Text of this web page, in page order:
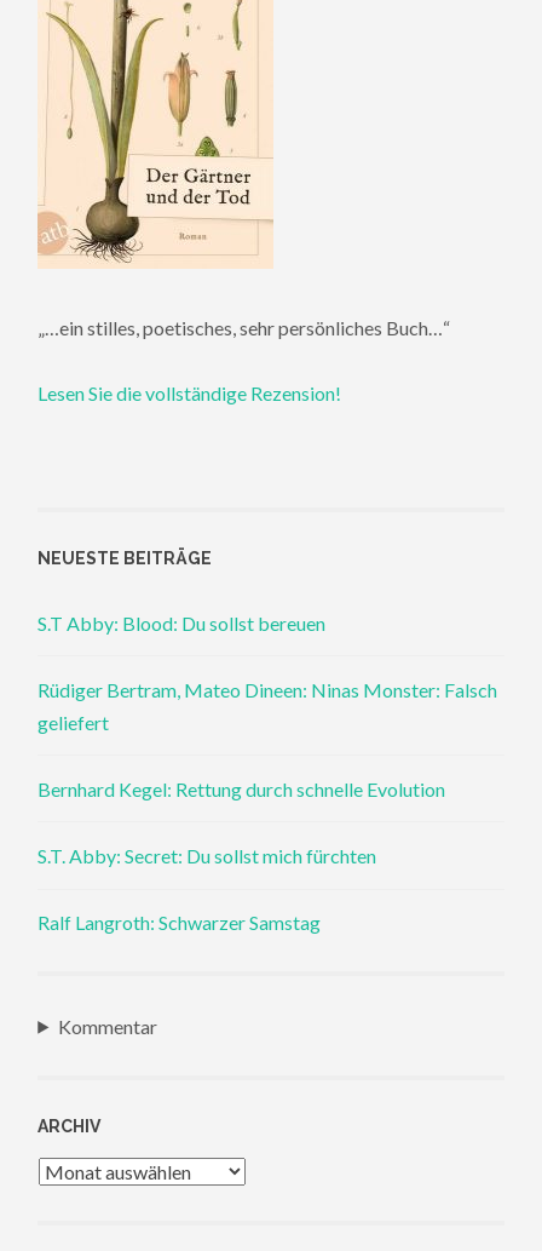
„…ein stilles, poetisches, sehr persönliches Buch…“
Lesen Sie die vollständige Rezension!
NEUESTE BEITRÄGE
S.T Abby: Blood: Du sollst bereuen
Rüdiger Bertram, Mateo Dineen: Ninas Monster: Falsch
geliefert
Bernhard Kegel: Rettung durch schnelle Evolution
S.T. Abby: Secret: Du sollst mich fürchten
Ralf Langroth: Schwarzer Samstag
Kommentar
ARCHIV
Archiv